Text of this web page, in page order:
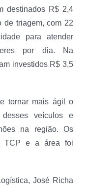
destinados R$ 2,4
de triagem, com 22
para atender
por dia. Na
investidos R$ 3,5
tornar mais ágil o
veículos e
na região. Os
TCP e a área foi
José Richa